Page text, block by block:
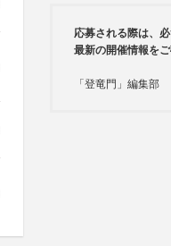
応募される際は、
最新の開催情報をご
「登竜門」編集部